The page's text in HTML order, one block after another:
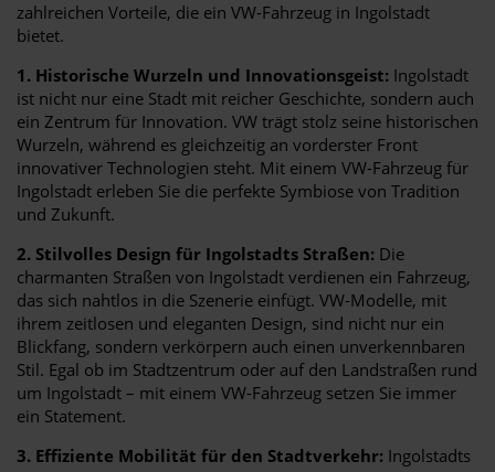
zahlreichen Vorteile, die ein VW-Fahrzeug in Ingolstadt
bietet.
1. Historische Wurzeln und Innovationsgeist: Ingolstadt
ist nicht nur eine Stadt mit reicher Geschichte, sondern auch
ein Zentrum für Innovation. VW trägt stolz seine historischen
Wurzeln, während es gleichzeitig an vorderster Front
innovativer Technologien steht. Mit einem VW-Fahrzeug für
Ingolstadt erleben Sie die perfekte Symbiose von Tradition
und Zukunft.
2. Stilvolles Design für Ingolstadts Straßen: Die
charmanten Straßen von Ingolstadt verdienen ein Fahrzeug,
das sich nahtlos in die Szenerie einfügt. VW-Modelle, mit
ihrem zeitlosen und eleganten Design, sind nicht nur ein
Blickfang, sondern verkörpern auch einen unverkennbaren
Stil. Egal ob im Stadtzentrum oder auf den Landstraßen rund
um Ingolstadt – mit einem VW-Fahrzeug setzen Sie immer
ein Statement.
3. Effiziente Mobilität für den Stadtverkehr: Ingolstadts